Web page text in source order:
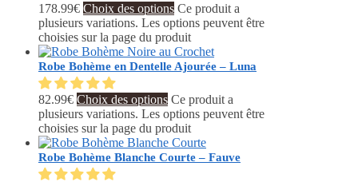
178.99€ Choix des options Ce produit a
plusieurs variations. Les options peuvent être
choisies sur la page du produit
Robe Bohème en Dentelle Ajourée – Luna
82.99€ Choix des options Ce produit a
plusieurs variations. Les options peuvent être
choisies sur la page du produit
Robe Bohème Blanche Courte – Fauve